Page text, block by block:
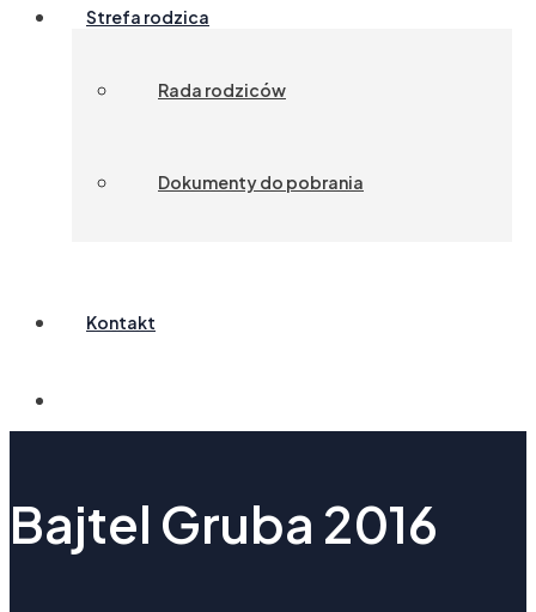
Strefa rodzica
Rada rodziców
Dokumenty do pobrania
Kontakt
Bajtel Gruba 2016